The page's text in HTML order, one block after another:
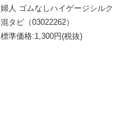
婦人 ゴムなしハイゲージシルク
混タビ（03022262）
標準価格:1,300円(税抜)